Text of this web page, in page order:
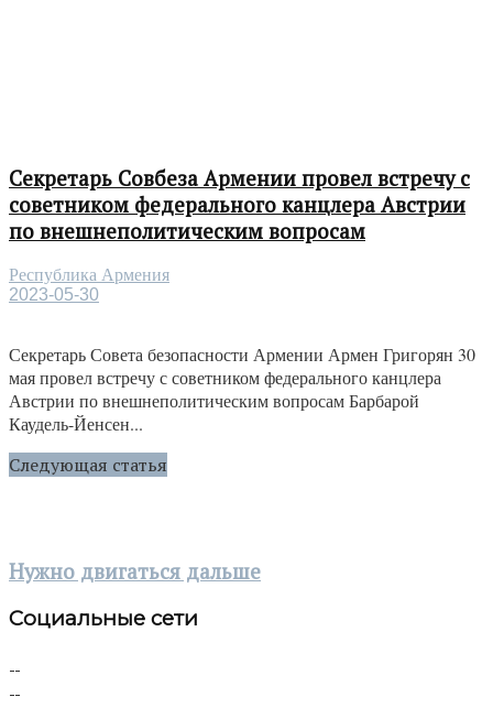
Секретарь Совбеза Армении провел встречу с
советником федерального канцлера Австрии
по внешнеполитическим вопросам
Республика Армения
2023-05-30
Секретарь Совета безопасности Армении Армен Григорян 30
мая провел встречу с советником федерального канцлера
Австрии по внешнеполитическим вопросам Барбарой
Каудель-Йенсен...
Следующая статья
Нужно двигаться дальше
Социальные сети